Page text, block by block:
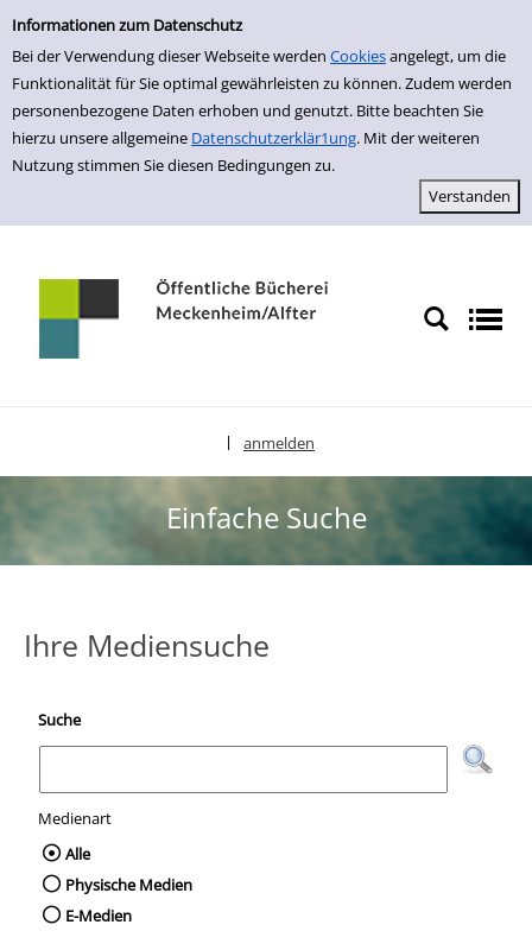
Einfache Suche
Informationen zum Datenschutz
Bei der Verwendung dieser Webseite werden Cookiesangelegt, um die
Funktionalität für Sie optimal gewährleisten zu können. Zudem werden
personenbezogene Daten erhoben und genutzt. Bitte beachten Sie
hierzu unsere allgemeine Datenschutzerklär1ung. Mit der weiteren
Nutzung stimmen Sie diesen Bedingungen zu.
zur Navigation springen
zum Inhalt springen
Zur Detailanzeige springen
anmelden
Einfache Suche
Ihre Mediensuche
Suche
Medienart
Wählen Sie die Medienart nach der Sie
Alle
Physische Medien
E-Medien